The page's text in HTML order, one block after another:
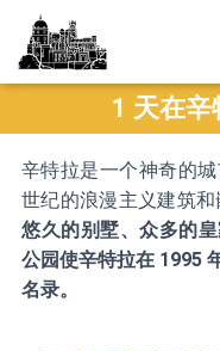
1 天在辛
辛特拉是一个神奇的
世纪的浪漫主义建筑
悠久的别墅、众多的
公园使辛特拉在 1995
名录。